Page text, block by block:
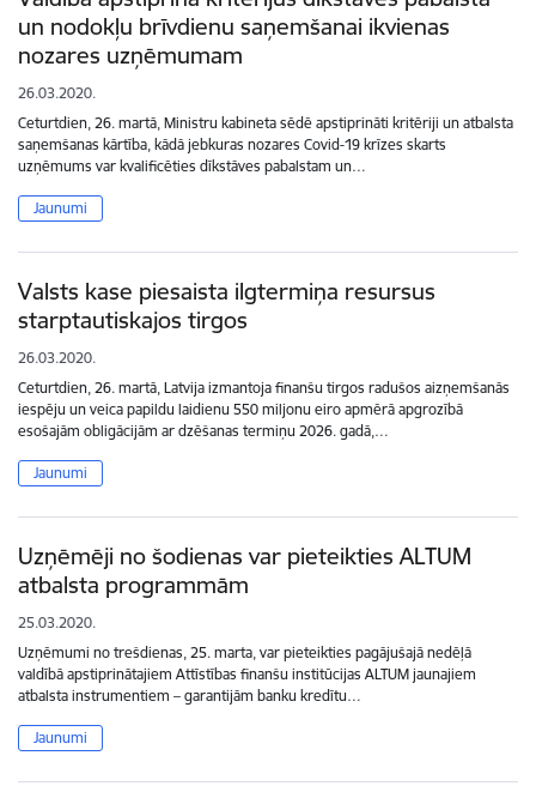
un nodokļu brīvdienu saņemšanai ikvienas
nozares uzņēmumam
26.03.2020.
Ceturtdien, 26. martā, Ministru kabineta sēdē apstiprināti kritēriji un atbalsta
saņemšanas kārtība, kādā jebkuras nozares Covid-19 krīzes skarts
uzņēmums var kvalificēties dīkstāves pabalstam un…
Jaunumi
Valsts kase piesaista ilgtermiņa resursus
starptautiskajos tirgos
26.03.2020.
Ceturtdien, 26. martā, Latvija izmantoja finanšu tirgos radušos aizņemšanās
iespēju un veica papildu laidienu 550 miljonu eiro apmērā apgrozībā
esošajām obligācijām ar dzēšanas termiņu 2026. gadā,…
Jaunumi
Uzņēmēji no šodienas var pieteikties ALTUM
atbalsta programmām
25.03.2020.
Uzņēmumi no trešdienas, 25. marta, var pieteikties pagājušajā nedēļā
valdībā apstiprinātajiem Attīstības finanšu institūcijas ALTUM jaunajiem
atbalsta instrumentiem – garantijām banku kredītu…
Jaunumi